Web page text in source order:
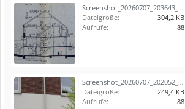
Screenshot_20260707_203643_Samsung Notes.jpg
Dateigröße:
304,2 KB
Aufrufe:
88
Screenshot_20260707_202052_Gallery.jpg
Dateigröße:
249,4 KB
Aufrufe:
88